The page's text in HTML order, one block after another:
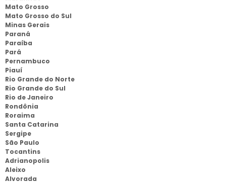
Mato Grosso
Mato Grosso do Sul
Minas Gerais
Paraná
Paraíba
Pará
Pernambuco
Piauí
Rio Grande do Norte
Rio Grande do Sul
Rio de Janeiro
Rondônia
Roraima
Santa Catarina
Sergipe
São Paulo
Tocantins
Adrianopolis
Aleixo
Alvorada